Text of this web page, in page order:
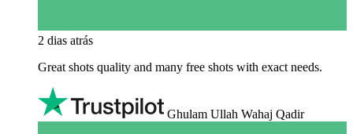
2 dias atrás
Great shots quality and many free shots with exact needs.
Ghulam Ullah Wahaj Qadir